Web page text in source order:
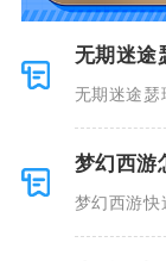
无期迷途
无期迷途瑟
梦幻西游
梦幻西游快